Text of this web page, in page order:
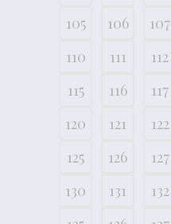
105
106 107
110
111 112
115
116 117
120
121 122
125
126 127
130
131 132